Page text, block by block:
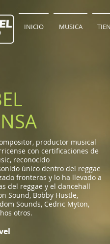
INICIO MUSICA
productor musical
con certificaciones de
reconocido
único dentro del reggae
fronteras y lo ha llevado a
del reggae y el dancehall
Sound, Bobby Hustle,
Sounds, Cedric Myton,
otros.